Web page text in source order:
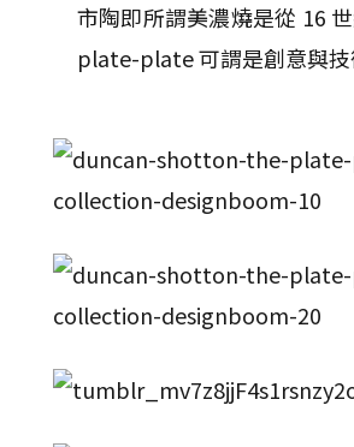
市陶即所謂美濃燒是從 16
plate-plate 可謂是創意與技